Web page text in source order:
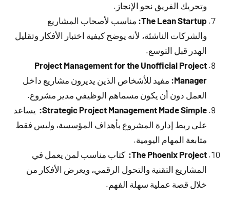
وتحريك الفريق نحو الإنجاز.
The Lean Startup: مناسب لأصحاب المشاريع
والشركات الناشئة، لأنه يوضح كيفية اختبار الأفكار وتقليل
الهدر قبل التوسع.
Project Management for the Unofficial Project
Manager: مفيد للأشخاص الذين يديرون مشاريع داخل
العمل دون أن يكون مسماهم الوظيفي مدير مشروع.
Strategic Project Management Made Simple:
يساعد
على ربط إدارة المشروع بأهداف المؤسسة، وليس فقط
متابعة المهام اليومية.
The Phoenix Project: كتاب مناسب لمن يعمل في
المشاريع التقنية والتحول الرقمي، ويعرض الأفكار من
خلال قصة عملية سهلة الفهم.